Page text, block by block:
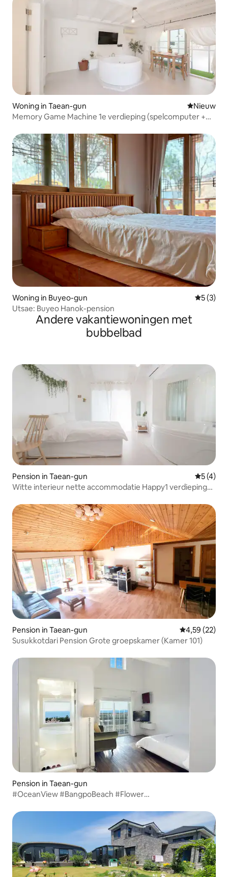
Woning in Taean-gun Nieuwe
Nieuw
Memory Game Machine 1e verdieping (spelcomputer +
Woning in Buyeo-gun
5 (3)
Utsae: Buyeo Hanok-pension
Andere vakantiewoningen met
bubbelbad
Pension in Taean-gun
5 (4)
Witte interieur nette accommodatie Happy1 verdieping
Pension in Taean-gun Gemiddelde
4,59 (22)
Susukkotdari Pension Grote groepskamer (Kamer 101)
Pension in Taean-gun
#OceanView #BangpoBeach #Flower